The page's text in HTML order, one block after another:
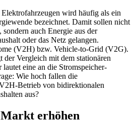
wird häufig als ein
bezeichnet. Damit sollen nicht
auch Energie aus der
oder das Netz gelangen.
(V2H) bzw. Vehicle-to-Grid (V2G).
der Vergleich mit dem stationären
lautet eine an die Stromspeicher-
Wie hoch fallen die
Betrieb von bidirektionalen
aus?
erhöhen